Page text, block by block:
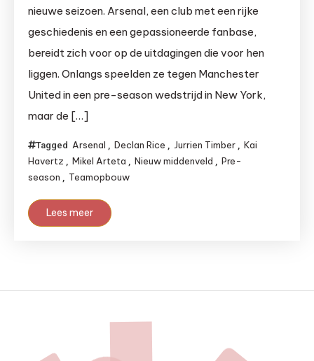
nieuwe seizoen. Arsenal, een club met een rijke
geschiedenis en een gepassioneerde fanbase,
bereidt zich voor op de uitdagingen die voor hen
liggen. Onlangs speelden ze tegen Manchester
United in een pre-season wedstrijd in New York,
maar de […]
Tagged Arsenal , Declan Rice , Jurrien Timber , Kai
Havertz , Mikel Arteta , Nieuw middenveld , Pre-
season , Teamopbouw
Lees meer